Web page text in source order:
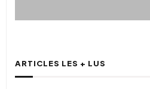
ARTICLES LES + LUS